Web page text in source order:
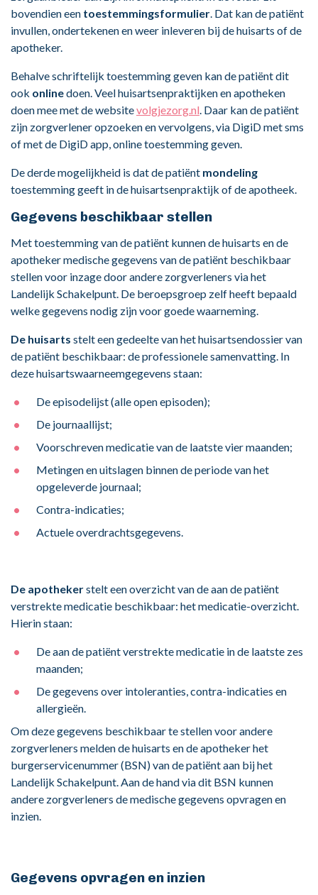
bovendien een toestemmingsformulier . Dat kan de patiënt
invullen, ondertekenen en weer inleveren bij de huisarts of de
apotheker.
Behalve schriftelijk toestemming geven kan de patiënt dit
ook onlinedoen. Veel huisartsenpraktijken en apotheken
doen mee met de websitevolgjezorg.nl . Daar kan de patiënt
zijn zorgverlener opzoeken en vervolgens, via DigiD met sms
of met de DigiD app, online toestemming geven.
De derde mogelijkheid is dat de patiënt mondeling
toestemming geeft in de huisartsenpraktijk of de apotheek.
Gegevens beschikbaar stellen
Met toestemming van de patiënt kunnen de huisarts en de
apotheker medische gegevens van de patiënt beschikbaar
stellen voor inzage door andere zorgverleners via het
Landelijk Schakelpunt. De beroepsgroep zelf heeft bepaald
welke gegevens nodig zijn voor goede waarneming.
De huisarts stelt een gedeelte van het huisartsendossier van
de patiënt beschikbaar: de professionele samenvatting. In
deze huisartswaarneemgegevens staan:
De episodelijst (alle open episoden);
De journaallijst;
Voorschreven medicatie van de laatste vier maanden;
Metingen en uitslagen binnen de periode van het
opgeleverde journaal;
Contra-indicaties;
Actuele overdrachtsgegevens.
De apothekerstelt een overzicht van de aan de patiënt
verstrekte medicatie beschikbaar: het medicatie-overzicht.
Hierin staan:
De aan de patiënt verstrekte medicatie in de laatste zes
maanden;
De gegevens over intoleranties, contra-indicaties en
allergieën.
Om deze gegevens beschikbaar te stellen voor andere
zorgverleners melden de huisarts en de apotheker het
burgerservicenummer (BSN) van de patiënt aan bij het
Landelijk Schakelpunt. Aan de hand via dit BSN kunnen
andere zorgverleners de medische gegevens opvragen en
inzien.
Gegevens opvragen en inzien